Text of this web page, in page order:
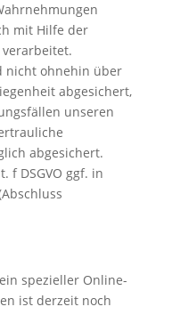
mit Hilfe der
nicht ohnehin über
abgesichert,
unseren
abgesichert.
f DSGVO ggf. in
spezieller Online-
ist derzeit noch